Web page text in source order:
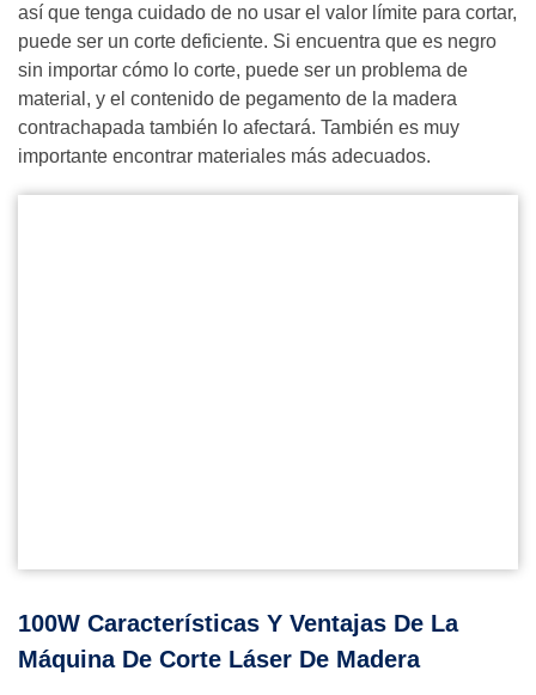
así que tenga cuidado de no usar el valor límite para cortar,
puede ser un corte deficiente. Si encuentra que es negro
sin importar cómo lo corte, puede ser un problema de
material, y el contenido de pegamento de la madera
contrachapada también lo afectará. También es muy
importante encontrar materiales más adecuados.
100W Características Y Ventajas De La
Máquina De Corte Láser De Madera